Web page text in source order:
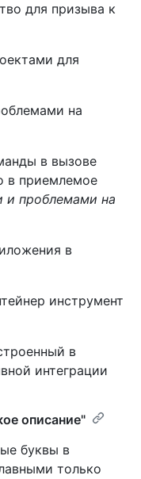
для призыва к
для
на
в вызове
в приемлемое
и проблемами на
в
инструмент
в
интеграции
описание"
буквы в
только